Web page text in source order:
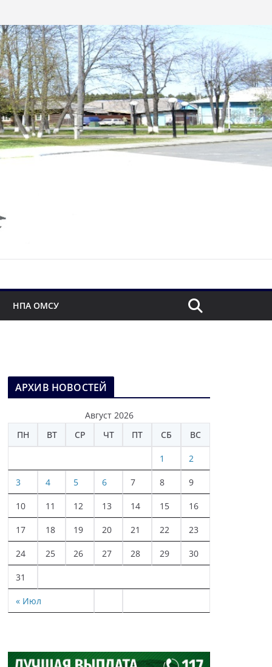
НПА ОМСУ
АРХИВ НОВОСТЕЙ
Август 2026
ПН
ВТ СР ЧТ ПТ СБ ВС
« Июл
1 2
3 4 5 6 7 8 9
10 11 12 13 14 15 16
17 18 19 20 21 22 23
24 25 26 27 28 29 30
31